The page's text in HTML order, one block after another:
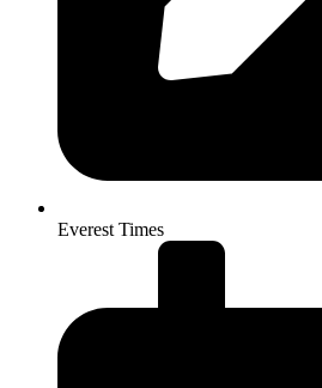
Everest Times